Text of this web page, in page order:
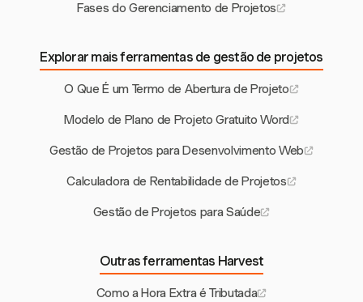
Fases do Gerenciamento de Projetos
Explorar mais ferramentas de gestão de projetos
O Que É um Termo de Abertura de Projeto
Modelo de Plano de Projeto Gratuito Word
Gestão de Projetos para Desenvolvimento Web
Calculadora de Rentabilidade de Projetos
Gestão de Projetos para Saúde
Outras ferramentas Harvest
Como a Hora Extra é Tributada